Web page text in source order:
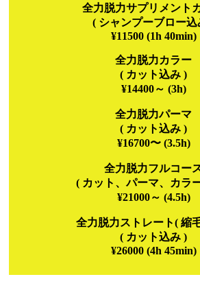
全力脱力サプリメント
( シャンプーブロー込
¥11500 (1h 40min)
全力脱力カラー
( カット込み )
¥14400～ (3h)
全力脱力パーマ
( カット込み )
¥16700〜 (3.5h)
全力脱力フルコー
( カット、パーマ、カラ
¥21000～ (4.5h)
全力脱力ストレート( 縮
( カット込み )
¥26000 (4h 45min)